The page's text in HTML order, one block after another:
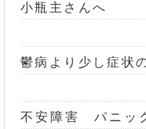
小瓶主さんへ
鬱病より少し症状
不安障害 パニッ